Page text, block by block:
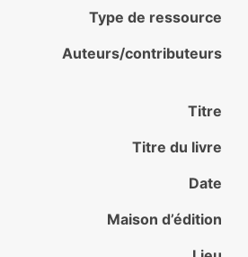
Type de ressource
Auteurs/contributeurs
Titre
Titre du livre
Date
Maison d’édition